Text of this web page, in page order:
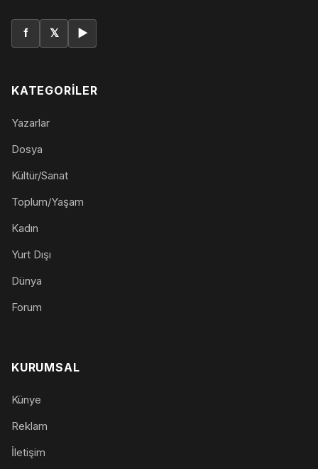
f 𝕏 ▶
KATEGORILER
Yazarlar
Dosya
Kültür/Sanat
Toplum/Yaşam
Kadın
Yurt Dışı
Dünya
Forum
KURUMSAL
Künye
Reklam
İletişim